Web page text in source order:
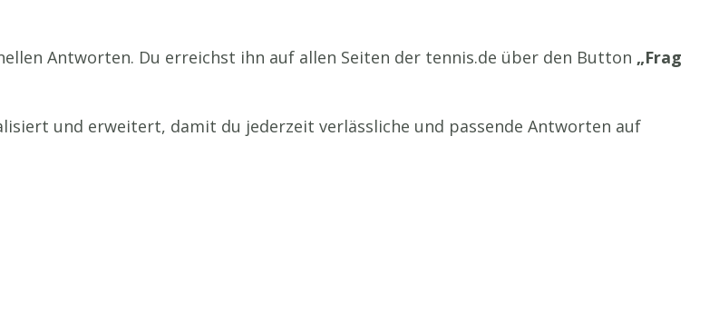
Antworten. Du erreichst ihn auf allen Seiten der tennis.de über den Button „Frag
und erweitert, damit du jederzeit verlässliche und passende Antworten auf